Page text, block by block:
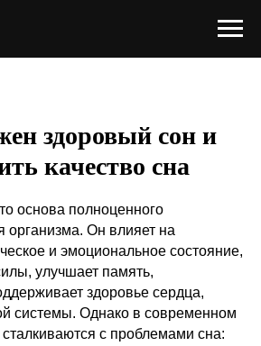
здоровый сон и
качество сна
основа полноценного
организма. Он влияет на
и эмоциональное состояние,
улучшает память,
здоровье сердца,
системы. Однако в современном
с проблемами сна: